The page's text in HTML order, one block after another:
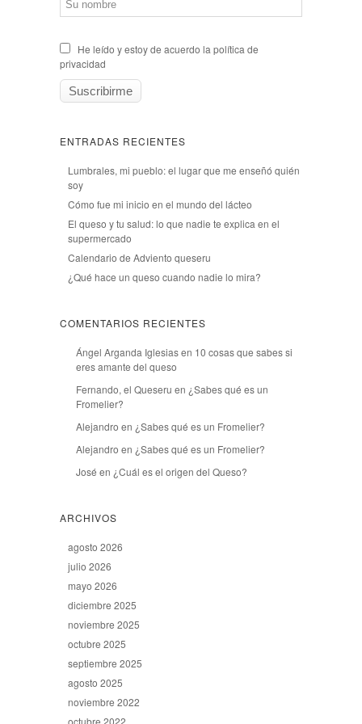
He leído y estoy de acuerdo la política de
privacidad
ENTRADAS RECIENTES
Lumbrales, mi pueblo: el lugar que me enseñó quién
soy
Cómo fue mi inicio en el mundo del lácteo
El queso y tu salud: lo que nadie te explica en el
supermercado
Calendario de Adviento queseru
¿Qué hace un queso cuando nadie lo mira?
COMENTARIOS RECIENTES
Ángel Arganda Iglesiasen 10 cosas que sabes si
eres amante del queso
Fernando, el Queseru en ¿Sabes qué es un
Fromelier?
Alejandro en ¿Sabes qué es un Fromelier?
Alejandro en ¿Sabes qué es un Fromelier?
José en ¿Cuál es el origen del Queso?
ARCHIVOS
agosto 2026
julio 2026
mayo 2026
diciembre 2025
noviembre 2025
octubre 2025
septiembre 2025
agosto 2025
noviembre 2022